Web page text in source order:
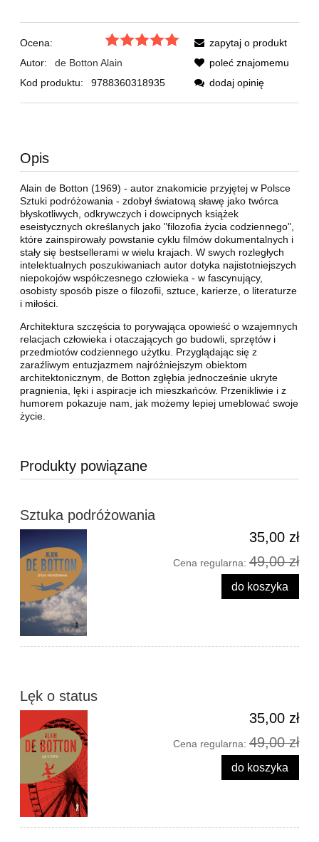
Ocena:
Autor:
de Botton Alain
Kod produktu:
9788360318935
zapytaj o produkt
poleć znajomemu
dodaj opinię
Opis
Alain de Botton (1969) - autor znakomicie przyjętej w Polsce
Sztuki podróżowania - zdobył światową sławę jako twórca
błyskotliwych, odkrywczych i dowcipnych książek
eseistycznych określanych jako "filozofia życia codziennego",
które zainspirowały powstanie cyklu filmów dokumentalnych i
stały się bestsellerami w wielu krajach. W swych rozległych
intelektualnych poszukiwaniach autor dotyka najistotniejszych
niepokojów współczesnego człowieka - w fascynujący,
osobisty sposób pisze o filozofii, sztuce, karierze, o literaturze
i miłości.
Architektura szczęścia to porywająca opowieść o wzajemnych
relacjach człowieka i otaczających go budowli, sprzętów i
przedmiotów codziennego użytku. Przyglądając się z
zaraźliwym entuzjazmem najróżniejszym obiektom
architektonicznym, de Botton zgłębia jednocześnie ukryte
pragnienia, lęki i aspiracje ich mieszkańców. Przenikliwie i z
humorem pokazuje nam, jak możemy lepiej umeblować swoje
życie.
Produkty powiązane
Sztuka podróżowania
35,00 zł
Cena regularna: 49,00 zł
do koszyka
Lęk o status
35,00 zł
Cena regularna: 49,00 zł
do koszyka